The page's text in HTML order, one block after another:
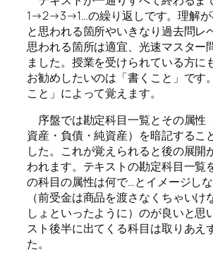
1→2→3→1…の繰り返しです。理解が
と思われる箇所やいきなり過去問レ
思われる箇所は適宜、光速マスター
ました。授業を受けられている方に
お勧めしたいのは「書くこと」です
こと」によって覚えます。
序盤では勘定科目一覧とその属性
資産・負債・純資産）を暗記するこ
した。これが覚えられると後の展開
われます。テキストの勘定科目一覧
の科目の属性は何で…とイメージし
（前受金は商品を渡さなくちゃいけ
しょといったように）のが良いと思
スト後半に出てくる科目は取りあえ
た。